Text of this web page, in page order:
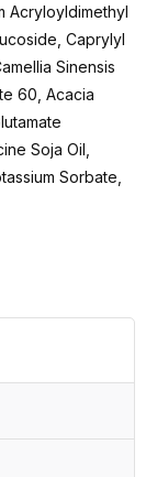
Acryloyldimethyl
Caprylyl
Sinensis
60, Acacia
Soja Oil,
Sorbate,